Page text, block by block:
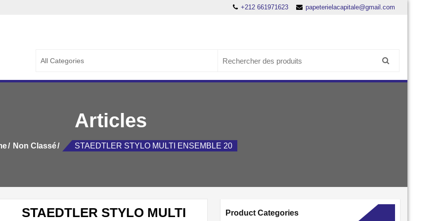
+212 661971623 papeterielacapitale@gmail.com
Articles
Non Classé STAEDTLER STYLO MULTI ENSEMBLE 20
STAEDTLER STYLO MULTI
Product Categories